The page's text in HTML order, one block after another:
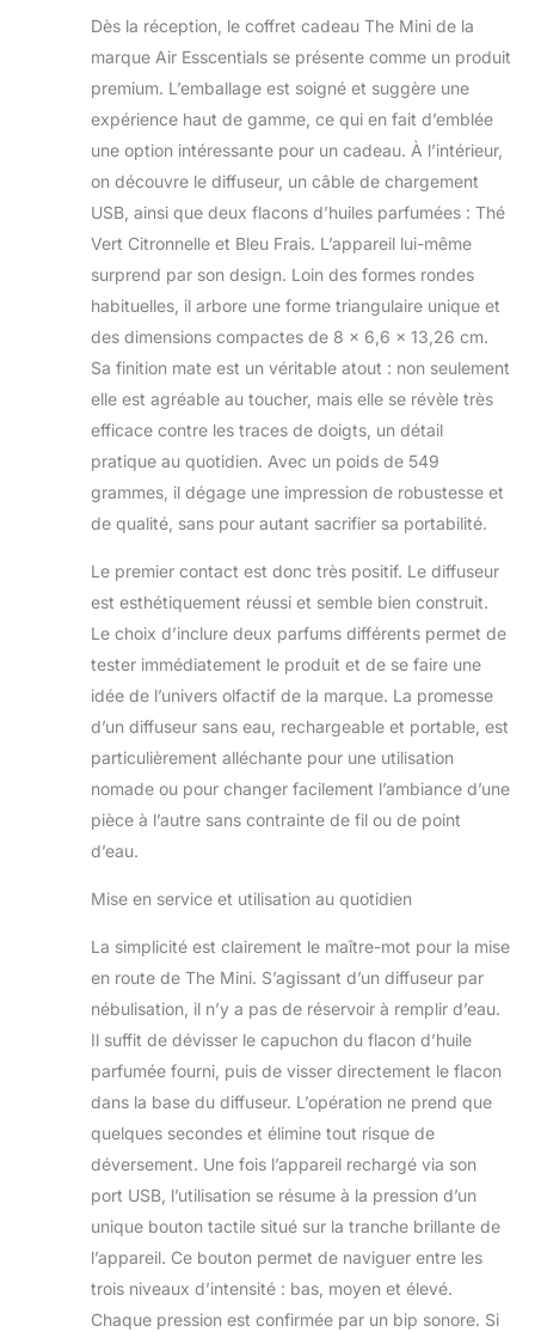
bleu frais |
Rechargeable
et portable |
Couverture de
300 m² |
Maison et
Dès la réception, le coffret cadeau The Mini de la
marque Air Esscentials se présente comme un produit
premium. L’emballage est soigné et suggère une
expérience haut de gamme, ce qui en fait d’emblée
une option intéressante pour un cadeau. À l’intérieur,
on découvre le diffuseur, un câble de chargement
USB, ainsi que deux flacons d’huiles parfumées : Thé
Vert Citronnelle et Bleu Frais. L’appareil lui-même
surprend par son design. Loin des formes rondes
habituelles, il arbore une forme triangulaire unique et
des dimensions compactes de 8 x 6,6 x 13,26 cm.
Sa finition mate est un véritable atout : non seulement
elle est agréable au toucher, mais elle se révèle très
efficace contre les traces de doigts, un détail
pratique au quotidien. Avec un poids de 549
grammes, il dégage une impression de robustesse et
de qualité, sans pour autant sacrifier sa portabilité.
Le premier contact est donc très positif. Le diffuseur
est esthétiquement réussi et semble bien construit.
Le choix d’inclure deux parfums différents permet de
tester immédiatement le produit et de se faire une
idée de l’univers olfactif de la marque. La promesse
d’un diffuseur sans eau, rechargeable et portable, est
particulièrement alléchante pour une utilisation
nomade ou pour changer facilement l’ambiance d’une
pièce à l’autre sans contrainte de fil ou de point
d’eau.
Mise en service et utilisation au quotidien
La simplicité est clairement le maître-mot pour la mise
en route de The Mini. S’agissant d’un diffuseur par
nébulisation, il n’y a pas de réservoir à remplir d’eau.
Il suffit de dévisser le capuchon du flacon d’huile
parfumée fourni, puis de visser directement le flacon
dans la base du diffuseur. L’opération ne prend que
quelques secondes et élimine tout risque de
déversement. Une fois l’appareil rechargé via son
port USB, l’utilisation se résume à la pression d’un
unique bouton tactile situé sur la tranche brillante de
l’appareil. Ce bouton permet de naviguer entre les
trois niveaux d’intensité : bas, moyen et élevé.
Chaque pression est confirmée par un bip sonore. Si